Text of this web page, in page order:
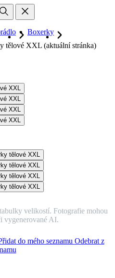
Boxerky
tělové XXL (aktuální stránka)
velikostí. Fotografie mohou
vygenerované AI.
do mého seznamu Odebrat z